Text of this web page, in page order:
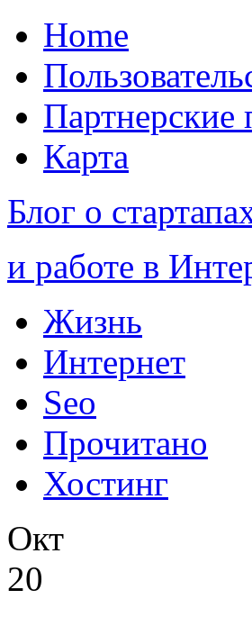
Home
Карта
Блог о
и работе в
Жизнь
Интернет
Seo
Прочитано
Хостинг
Окт
20